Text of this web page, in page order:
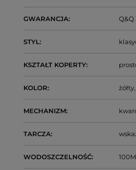
GWARANCJA Q&Q
STYL
KSZTAŁT KOPERTY
KOLOR żółty
MECHANIZM
TARCZA
WODOSZCZELNOŚĆ